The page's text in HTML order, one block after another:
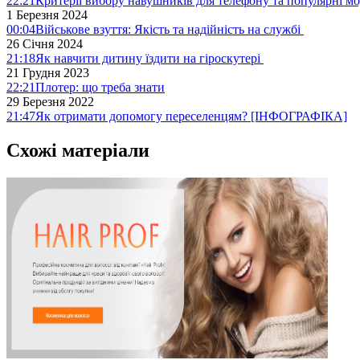
1 Березня 2024
00:04Військове взуття: Якість та надійність на службі
26 Січня 2024
21:18Як навчити дитину їздити на гіроскутері
21 Грудня 2023
22:21Плотер: що треба знати
29 Березня 2022
21:47Як отримати допомогу переселенцям? [ІНФОГРАФІКА]
Схожі матеріали